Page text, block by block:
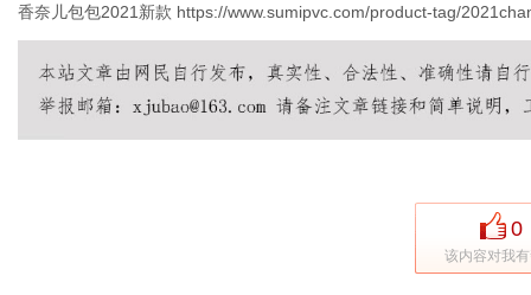
香奈儿包包2021新款 https://www.sumipvc.com/product-tag/
0
该内容对我